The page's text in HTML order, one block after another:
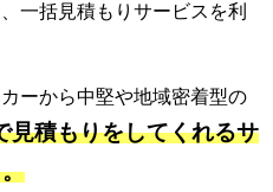
一括見積もりサービスを利
ーから中堅や地域密着型の
見積もりをしてくれるサ